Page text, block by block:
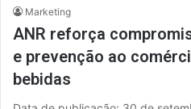
Marketing
ANR reforça
e prevenção ao
bebidas